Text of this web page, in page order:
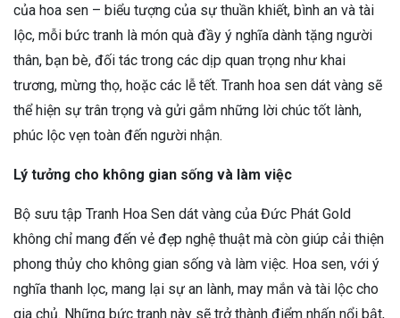
của hoa sen – biểu tượng của sự thuần khiết, bình an và tài
lộc, mỗi bức tranh là món quà đầy ý nghĩa dành tặng người
thân, bạn bè, đối tác trong các dịp quan trọng như khai
trương, mừng thọ, hoặc các lễ tết. Tranh hoa sen dát vàng sẽ
thể hiện sự trân trọng và gửi gắm những lời chúc tốt lành,
phúc lộc vẹn toàn đến người nhận.
Lý tưởng cho không gian sống và làm việc
Bộ sưu tập Tranh Hoa Sen dát vàng của Đức Phát Gold
không chỉ mang đến vẻ đẹp nghệ thuật mà còn giúp cải thiện
phong thủy cho không gian sống và làm việc. Hoa sen, với ý
nghĩa thanh lọc, mang lại sự an lành, may mắn và tài lộc cho
gia chủ. Những bức tranh này sẽ trở thành điểm nhấn nổi bật,